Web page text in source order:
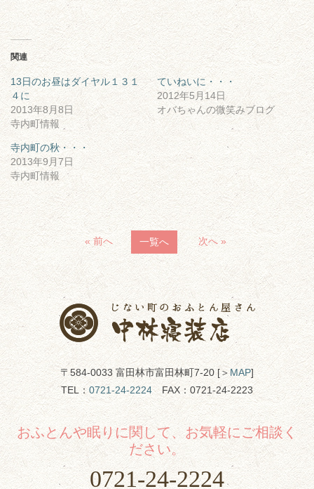
関連
13日のお昼はダイヤル１３１
４に
2013年8月8日
寺内町情報
ていねいに・・・
2012年5月14日
オバちゃんの微笑みブログ
寺内町の秋・・・
2013年9月7日
寺内町情報
« 前へ 一覧へ 次へ »
〒584-0033 富田林市富田林町7-20 [＞MAP]
TEL： 0721-24-2224FAX：0721-24-2223
おふとんや眠りに関して、お気軽にご相談く
ださい。
0721-24-2224